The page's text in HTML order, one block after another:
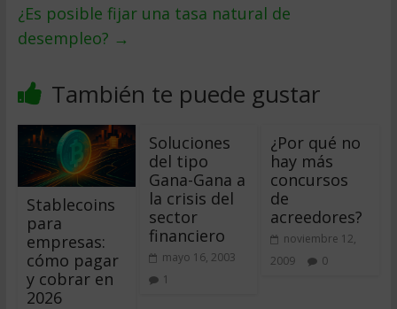
¿Es posible fijar una tasa natural de
desempleo? →
También te puede gustar
Stablecoins
para
empresas:
cómo pagar
y cobrar en
2026
Soluciones
del tipo
Gana-Gana a
la crisis del
sector
financiero
mayo 16, 2003
1
¿Por qué no
hay más
concursos
de
acreedores?
noviembre 12,
2009
0